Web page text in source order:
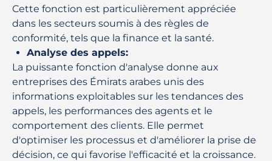
Cette fonction est particulièrement appréciée
dans les secteurs soumis à des règles de
conformité, tels que la finance et la santé.
Analyse des appels:
La puissante fonction d'analyse donne aux
entreprises des Émirats arabes unis des
informations exploitables sur les tendances des
appels, les performances des agents et le
comportement des clients. Elle permet
d'optimiser les processus et d'améliorer la prise de
décision, ce qui favorise l'efficacité et la croissance.